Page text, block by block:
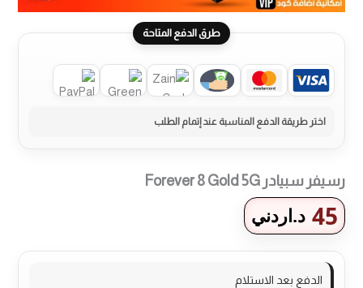
طرق الدفع المتاحة
رسيفر سبيادر Forever 8 Gold 5G
45 د.اردني
الدفع بعد الاستلام